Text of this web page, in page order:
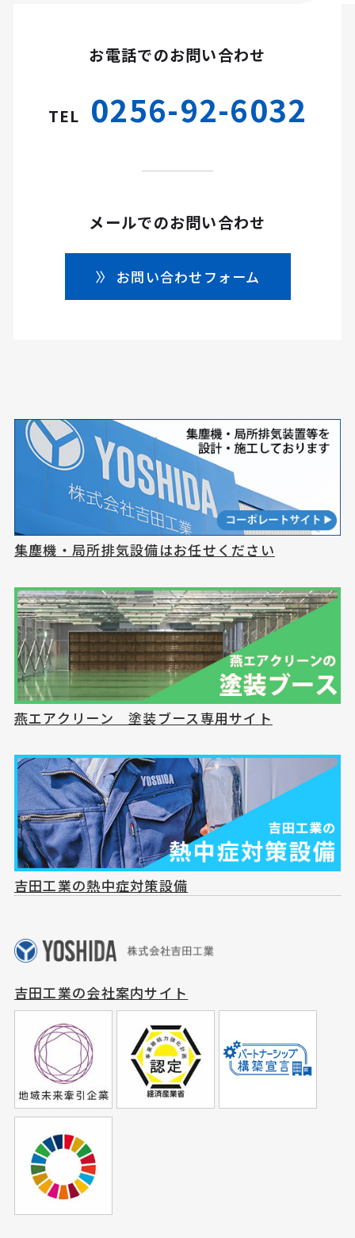
お電話でのお問い合わせ
TEL 0256-92-6032
メールでのお問い合わせ
お問い合わせフォーム
集塵機・局所排気設備はお任せください
燕エアクリーン 塗装ブース専用サイト
吉田工業の熱中症対策設備
吉田工業の会社案内サイト